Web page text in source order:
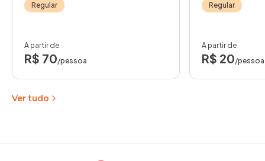
Regular
A partir de
R$ 70/pessoa
Regular
A partir de
R$ 20/pessoa
Ver tudo